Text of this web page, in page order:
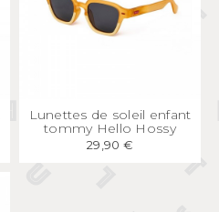
APERÇU RAPIDE
Lunettes de soleil enfant
tommy Hello Hossy
29,90 €